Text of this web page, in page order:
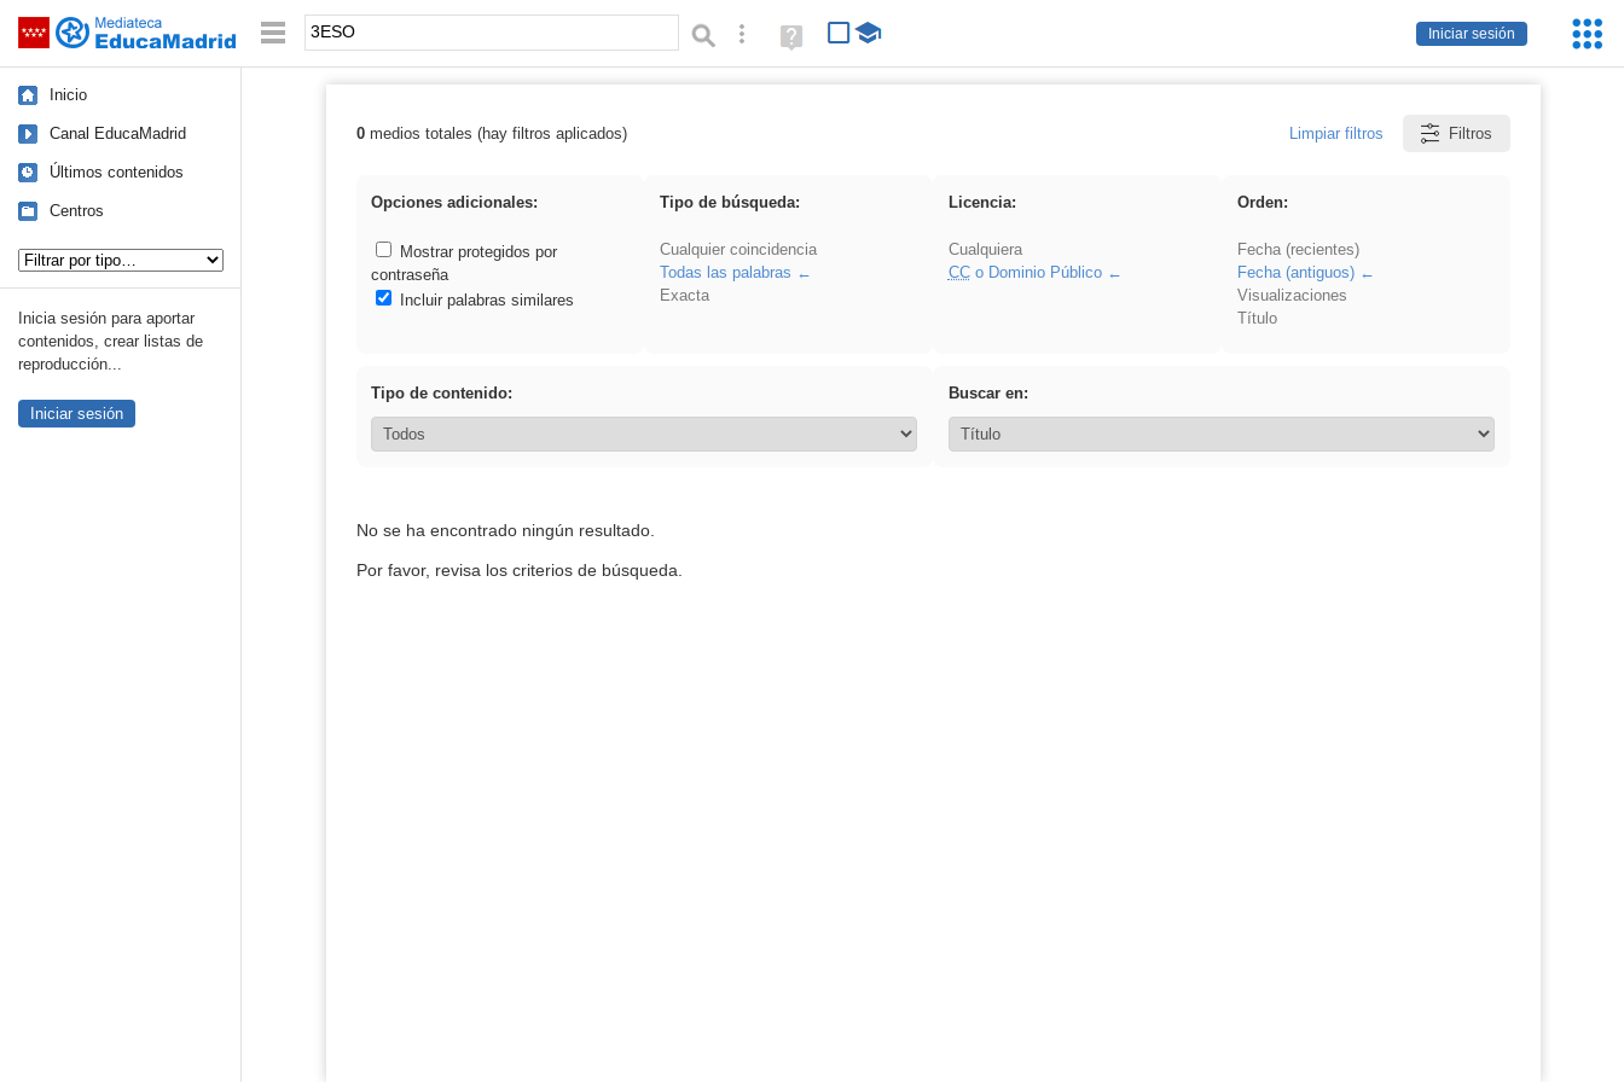
Saltar navegación
Iniciar sesión
Palabra o frase: Búsqueda avanzada
Ayuda
(en
Inicio
Canal EducaMadrid
Últimos contenidos
Centros
Inicia sesión para aportar
contenidos, crear listas de
reproducción...
Iniciar sesión
Resultados de: 3ESO
0medios totales (hay filtros aplicados) Limpiar filtros Filtros
Opciones adicionales:
Mostrar protegidos por
contraseña
Incluir palabras similares
Tipo de búsqueda:
Cualquier coincidencia
Todas las palabras
Exacta
Licencia:
Cualquiera
CCo Dominio Público
Orden:
Fecha (recientes)
Fecha (antiguos)
Visualizaciones
Título
Tipo de contenido: Buscar en:
No se ha encontrado ningún resultado.
Por favor, revisa los criterios de búsqueda.